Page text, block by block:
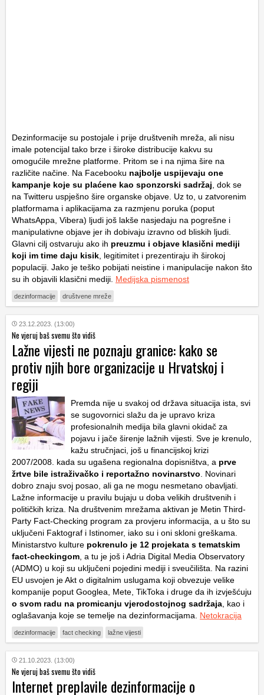
Dezinformacije su postojale i prije društvenih mreža, ali nisu
imale potencijal tako brze i široke distribucije kakvu su
omogućile mrežne platforme. Pritom se i na njima šire na
različite načine. Na Facebooku najbolje uspijevaju one
kampanje koje su plaćene kao sponzorski sadržaj, dok se
na Twitteru uspješno šire organske objave. Uz to, u zatvorenim
platformama i aplikacijama za razmjenu poruka (poput
WhatsAppa, Vibera) ljudi još lakše nasjedaju na pogrešne i
manipulativne objave jer ih dobivaju izravno od bliskih ljudi.
Glavni cilj ostvaruju ako ih preuzmu i objave klasični mediji
koji im time daju kisik, legitimitet i prezentiraju ih širokoj
populaciji. Jako je teško pobijati neistine i manipulacije nakon što
su ih objavili klasični mediji. Medijska pismenost
dezinformacije društvene mreže
23.12.2023. (13:00)
Ne vjeruj baš svemu što vidiš
Lažne vijesti ne poznaju granice: kako se
protiv njih bore organizacije u Hrvatskoj i
regiji
Premda nije u svakoj od država situacija ista, svi
se sugovornici slažu da je upravo kriza
profesionalnih medija bila glavni okidač za
pojavu i jače širenje lažnih vijesti. Sve je krenulo,
kažu stručnjaci, još u financijskoj krizi
2007/2008. kada su ugašena regionalna dopisništva, a prve
žrtve bile istraživačko i reportažno novinarstvo. Novinari
dobro znaju svoj posao, ali ga ne mogu nesmetano obavljati.
Lažne informacije u pravilu bujaju u doba velikih društvenih i
političkih kriza. Na društvenim mrežama aktivan je Metin Third-
Party Fact-Checking program za provjeru informacija, a u što su
uključeni Faktograf i Istinomer, iako su i oni skloni greškama.
Ministarstvo kulture pokrenulo je 12 projekata s tematskim
fact-checkingom, a tu je još i Adria Digital Media Observatory
(ADMO) u koji su uključeni pojedini mediji i sveučilišta. Na razini
EU usvojen je Akt o digitalnim uslugama koji obvezuje velike
kompanije poput Googlea, Mete, TikToka i druge da ih izvješćuju
o svom radu na promicanju vjerodostojnog sadržaja, kao i
oglašavanja koje se temelje na dezinformacijama. Netokracija
dezinformacije fact checking lažne vijesti
21.10.2023. (13:00)
Ne vjeruj baš svemu što vidiš
Internet preplavile dezinformacije o